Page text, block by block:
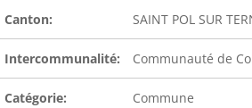
Canton: SAINT POL SUR
Intercommunalité: Communauté de
Catégorie: Commune